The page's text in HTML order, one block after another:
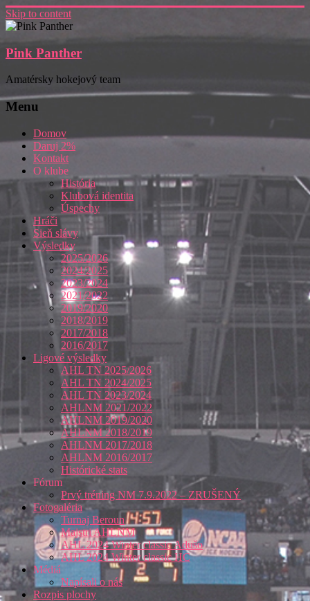
Skip to content
Pink Panther
Amatérsky hokejový team
Menu
Domov
Daruj 2%
Kontakt
O klube
História
Klubová identita
Úspechy
Hráči
Sieň slávy
Výsledky
2025/2026
2024/2025
2023/2024
2021/2022
2019/2020
2018/2019
2017/2018
2016/2017
Ligové výsledky
AHL TN 2025/2026
AHL TN 2024/2025
AHL TN 2023/2024
AHLNM 2021/2022
AHLNM 2019/2020
AHLNM 2018/2019
AHLNM 2017/2018
AHLNM 2016/2017
Histórické stats
Fórum
Prvý tréning NM 7.9.2022 – ZRUŠENÝ
Fotogaléria
Turnaj Beroun
Majstri AHLNM
AHL 2024 Winter classic Adušo
AHL 2024 Winter classic HC
Médiá
Napísali o nás
Rozpis plochy